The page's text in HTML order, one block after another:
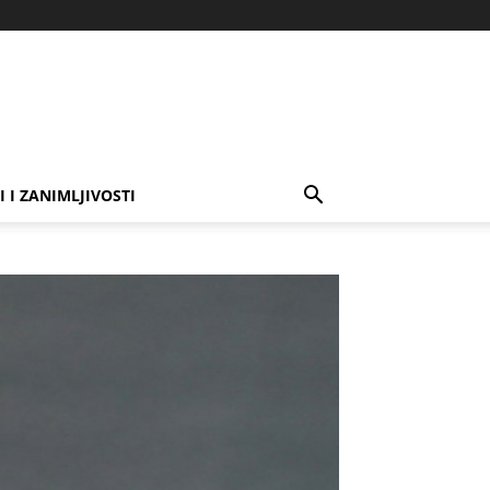
I ZANIMLJIVOSTI